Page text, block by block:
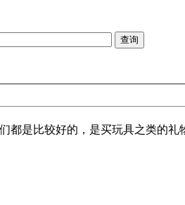
是比较好的，是买玩具之类的礼